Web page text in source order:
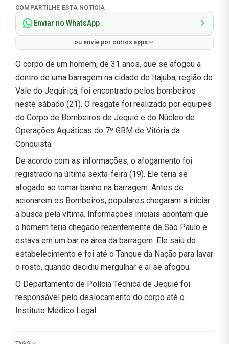
COMPARTILHE ESTA NOTÍCIA
Enviar no WhatsApp
ou envie por outros apps
O corpo de um homem, de 31 anos, que se afogou a
dentro de uma barragem na cidade de Itajuba, região do
Vale do Jequiriçá, foi encontrado pelos bombeiros
neste sábado (21). O resgate foi realizado por equipes
do Corpo de Bombeiros de Jequié e do Núcleo de
Operações Aquáticas do 7º GBM de Vitória da
Conquista.
De acordo com as informações, o afogamento foi
registrado na última sexta-feira (19). Ele teria se
afogado ao tomar banho na barragem. Antes de
acionarem os Bombeiros, populares chegaram a iniciar
a busca pela vítima. Informações iniciais apontam que
o homem teria chegado recentemente de São Paulo e
estava em um bar na área da barragem. Ele saiu do
estabelecimento e foi até o Tanque da Nação para lavar
o rosto, quando decidiu mergulhar e aí se afogou.
O Departamento de Polícia Técnica de Jequié foi
responsável pelo deslocamento do corpo até o
Instituto Médico Legal.